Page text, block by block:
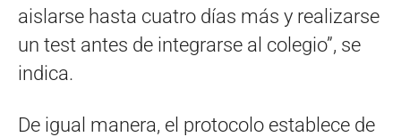
aislarse hasta cuatro días más y realizarse
un test antes de integrarse al colegio”, se
indica.
De igual manera, el protocolo establece de